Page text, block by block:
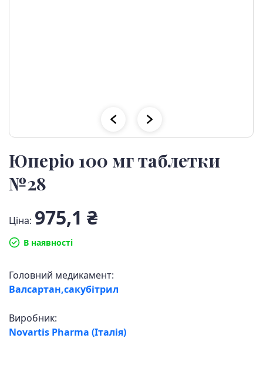
Юперіо 100 мг таблетки
№28
Ціна: 975,1 ₴
В наявності
Головний медикамент:
Валсартан,сакубітрил
Виробник:
Novartis Pharma (Італія)